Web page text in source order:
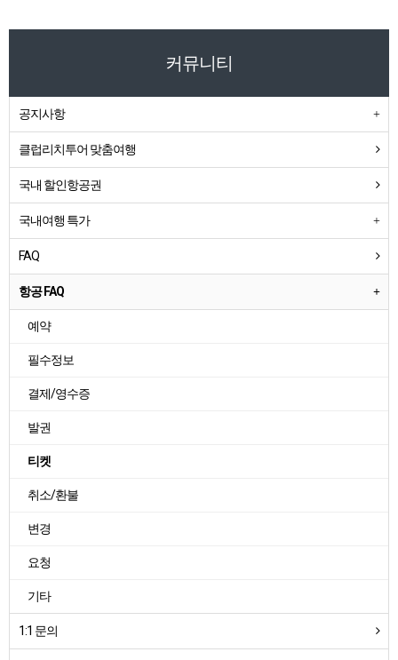
커뮤니티
공지사항
클럽리치투어 맞춤여행
국내 할인항공권
국내여행 특가
FAQ
항공 FAQ
예약
필수정보
결제/영수증
발권
티켓
취소/환불
변경
요청
기타
1:1 문의